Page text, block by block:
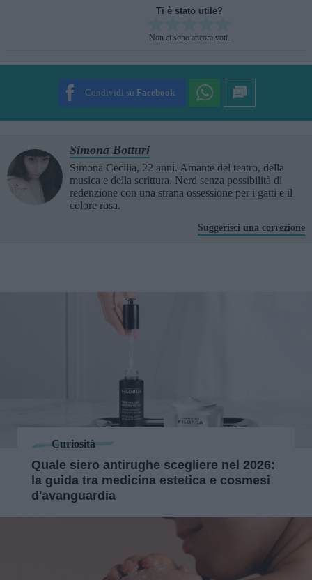
Ti è stato utile?
Non ci sono ancora voti.
Condividi su Facebook
Simona Botturi
Simona Cecilia, 22 anni. Amante del teatro, della
musica e della scrittura. Nerd senza possibilità di
redenzione con una strana ossessione per i gatti e il
colore rosa.
Suggerisci una correzione
Curiosità
Quale siero antirughe scegliere nel 2026:
la guida tra medicina estetica e cosmesi
d'avanguardia